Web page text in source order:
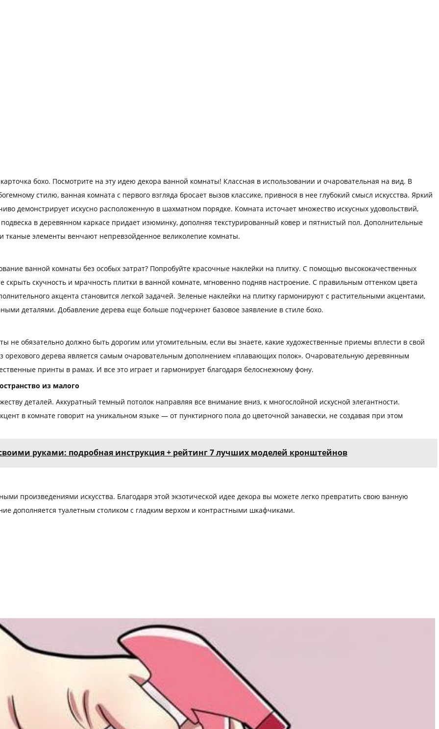
бохо. Посмотрите на эту идею декора ванной комнаты! Классная в использовании и очаровательная на вид. В
стилю, ванная комната с первого взгляда бросает вызов классике, привнося в нее глубокий смысл искусства. Яркий
демонстрирует искусно расположенную в шахматном порядке. Комната источает множество искусных удовольствий,
подвеска в деревянном каркасе придает изюминку, дополняя текстурированный ковер и пятнистый пол. Дополнительные
тканые элементы венчают непревзойденное великолепие комнаты.
ванной комнаты без особых затрат? Попробуйте красочные наклейки на плитку. С помощью высококачественных
скрыть скучность и мрачность плитки в ванной комнате, мгновенно подняв настроение. С правильным оттенком цвета
акцента становится легкой задачей. Зеленые наклейки на плитку гармонируют с растительными акцентами,
деталями. Добавление дерева еще больше подчеркнет базовое заявление в стиле бохо.
не обязательно должно быть дорогим или утомительным, если вы знаете, какие художественные приемы вплести в свой
орехового дерева является самым очаровательным дополнением «плавающих полок». Очаровательную деревянным
принты в рамах. И все это играет и гармонирует благодаря белоснежному фону.
из малого
деталей. Аккуратный темный потолок направляя все внимание вниз, к многослойной искусной элегантности.
в комнате говорит на уникальном языке — от пунктирного пола до цветочной занавески, не создавая при этом
своими руками: подробная инструкция + рейтинг 7 лучших моделей кронштейнов
произведениями искусства. Благодаря этой экзотической идее декора вы можете легко превратить свою ванную
дополняется туалетным столиком с гладким верхом и контрастными шкафчиками.